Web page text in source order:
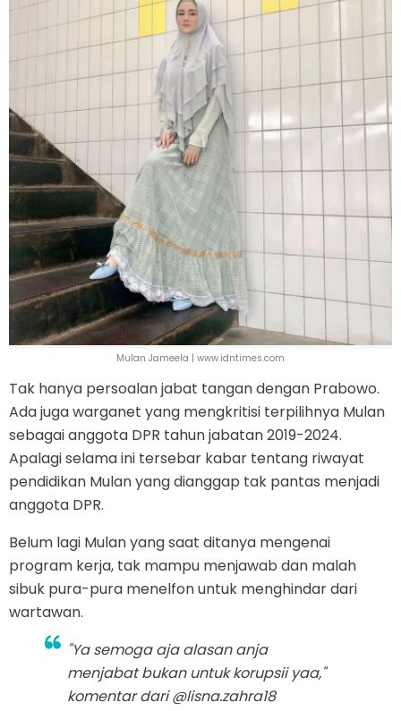
Mulan Jameela | www.idntimes.com
Tak hanya persoalan jabat tangan dengan Prabowo.
Ada juga warganet yang mengkritisi terpilihnya Mulan
sebagai anggota DPR tahun jabatan 2019-2024.
Apalagi selama ini tersebar kabar tentang riwayat
pendidikan Mulan yang dianggap tak pantas menjadi
anggota DPR.
Belum lagi Mulan yang saat ditanya mengenai
program kerja, tak mampu menjawab dan malah
sibuk pura-pura menelfon untuk menghindar dari
wartawan.
"Ya semoga aja alasan anja
menjabat bukan untuk korupsii yaa,"
komentar dari @lisna.zahra18